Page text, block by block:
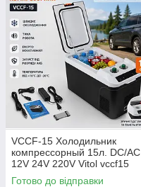
VCCF-15 Холодильник
компрессорный 15л. DC/AC
12V 24V 220V Vitol vccf15
Готово до відправки